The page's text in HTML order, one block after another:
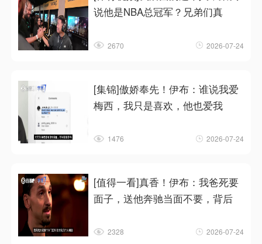
说他是NBA总冠军？兄弟们真
2670 2026-07-24
[集锦]傲娇奉先！伊布：谁说我爱
梅西，我只是喜欢，他也爱我
1476 2026-07-24
[值得一看]真香！伊布：我爸死要
面子，送他奔驰当面不要，背后
2328 2026-07-24